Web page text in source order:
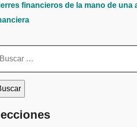
financieros de la mano de una